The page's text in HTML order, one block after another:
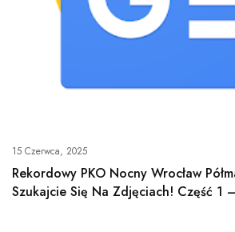
15 Czerwca, 2025
Rekordowy PKO Nocny Wrocław
Szukajcie Się Na Zdjęciach! Część 1